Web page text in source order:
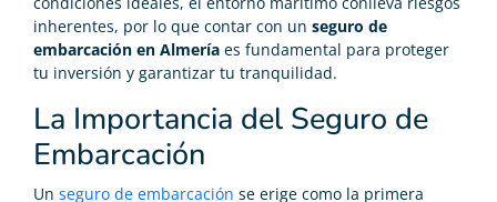
inherentes, por lo que contar con un seguro de
embarcación en Almería es fundamental para proteger
tu inversión y garantizar tu tranquilidad.
La Importancia del Seguro de
Embarcación
Un seguro de embarcación se erige como la primera